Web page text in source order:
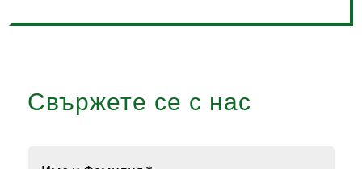
Свържете се с нас